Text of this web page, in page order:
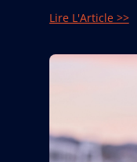
Lire L'Article >>